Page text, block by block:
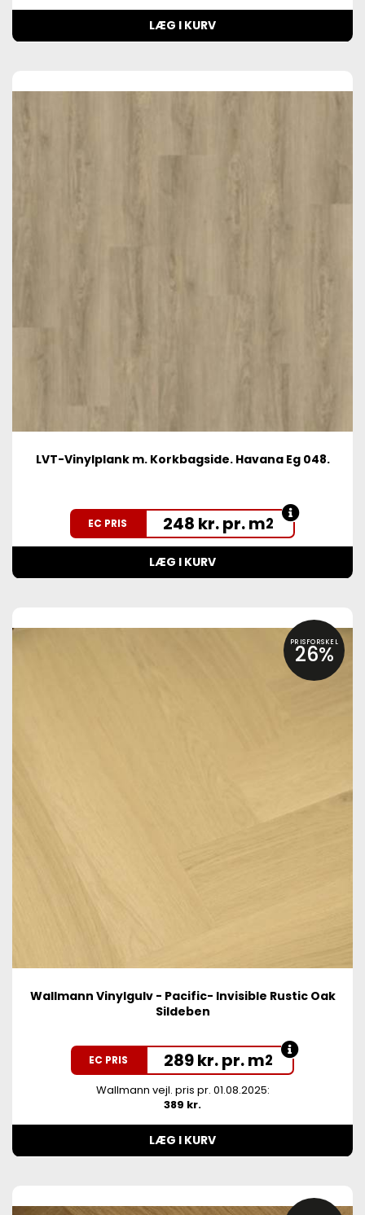
LÆG I KURV
LVT-Vinylplank m. Korkbagside. Havana Eg 048.
EC PRIS 248 kr. pr. m2
LÆG I KURV
PRISFORSKEL
26%
Wallmann Vinylgulv - Pacific- Invisible Rustic Oak
Sildeben
EC PRIS 289 kr. pr. m2
Wallmann vejl. pris pr. 01.08.2025:
389 kr.
LÆG I KURV